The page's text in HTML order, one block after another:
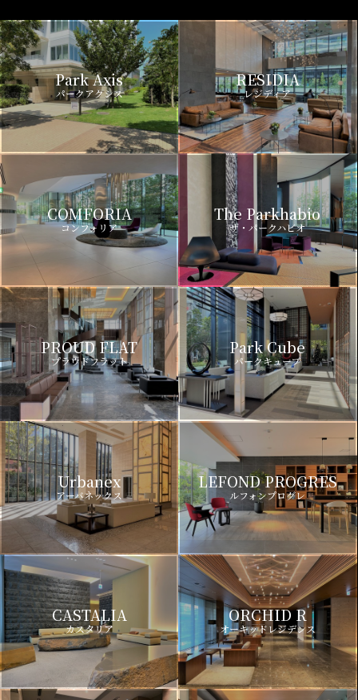
Park Axis
パークアクシス
RESIDIA
レジディア
COMFORIA
コンフォリア
The Parkhabio
ザ・パークハビオ
PROUD FLAT
プラウドフラット
Park Cube
パークキューブ
Urbanex
アーバネックス
LEFOND PROGRES
ルフォンプログレ
CASTALIA
カスタリア
ORCHID R
オーキッドレジデンス